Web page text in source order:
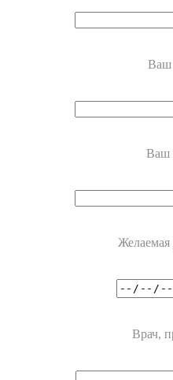
Ваш
Ваш
Желаемая
Врач,